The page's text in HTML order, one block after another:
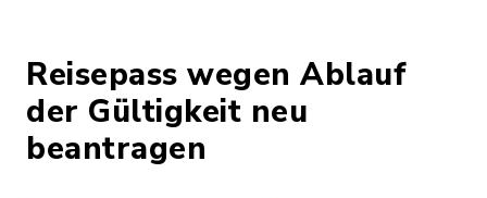
Reisepass wegen Ablauf
der Gültigkeit neu
beantragen